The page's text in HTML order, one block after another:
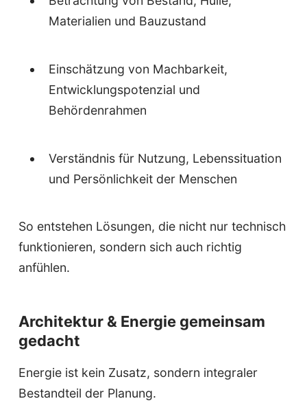
Materialien und Bauzustand
Einschätzung von Machbarkeit,
Entwicklungspotenzial und
Behördenrahmen
Verständnis für Nutzung, Lebenssituation
und Persönlichkeit der Menschen
So entstehen Lösungen, die nicht nur technisch
funktionieren, sondern sich auch richtig
anfühlen.
Architektur & Energie gemeinsam
gedacht
Energie ist kein Zusatz, sondern integraler
Bestandteil der Planung.